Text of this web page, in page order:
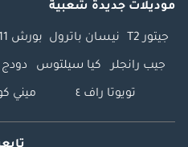
موديلات جديدة شعبية
جيتور T2 نيسان باترول بورش 911
جيب رانجلر كيا سيلتوس دودج
تويوتا راف ٤ ميني